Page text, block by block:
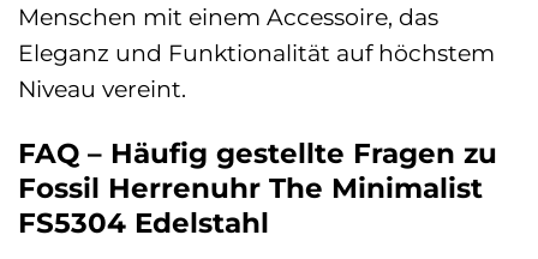
Menschen mit einem Accessoire, das
Eleganz und Funktionalität auf höchstem
Niveau vereint.
FAQ – Häufig gestellte Fragen zu
Fossil Herrenuhr The Minimalist
FS5304 Edelstahl